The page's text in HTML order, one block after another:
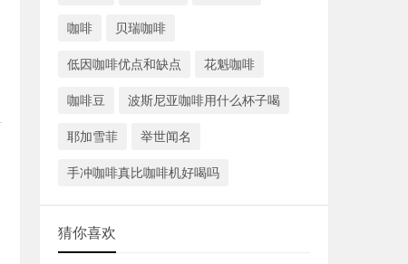
咖啡 贝瑞咖啡
低因咖啡优点和缺点 花魁咖啡
咖啡豆 波斯尼亚咖啡用什么杯子喝
耶加雪菲 举世闻名
手冲咖啡真比咖啡机好喝吗
猜你喜欢